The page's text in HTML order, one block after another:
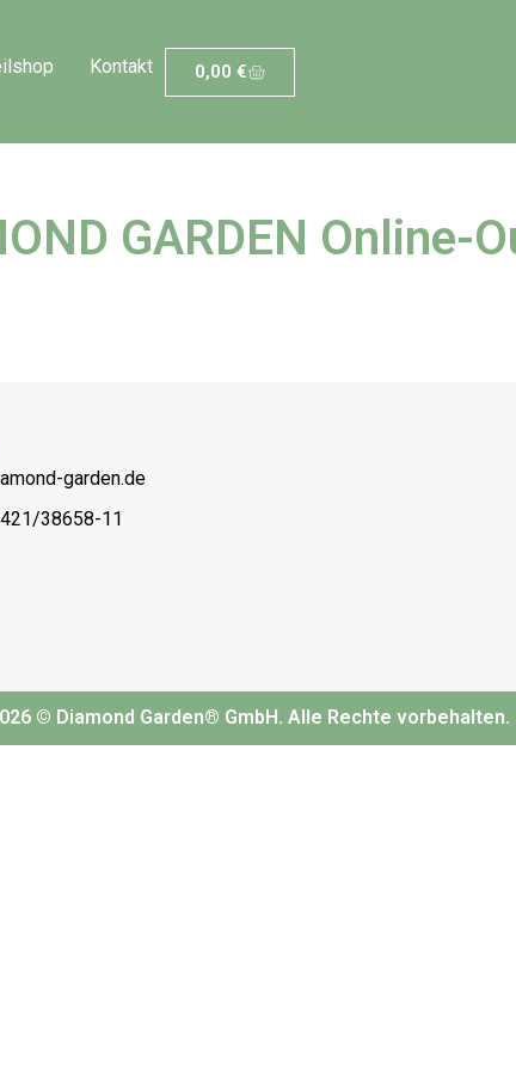
Kontakt 0,00 €
GARDEN Online-
garden.de
38658-11
© Diamond Garden® GmbH. Alle Rechte vorbehalten.